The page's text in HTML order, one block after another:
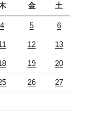
金 土
4 5 6
12 13
19 20
26 27